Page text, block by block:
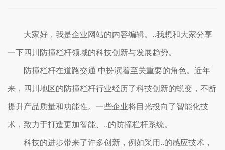
大家好，我是企业网站的内容编辑。..我想和大家分享
一下四川防撞栏杆领域的科技创新与发展趋势。
防撞栏杆在道路交通 中扮演着至关重要的角色。近年
来，四川地区的防撞栏杆行业经历了科技创新的蜕变，不断
提升产品质量和功能性。一些企业将目光投向了智能化技
术，致力于打造更加智能、..的防撞栏杆系统。
科技的进步带来了许多创新，例如采用..的感应技术，